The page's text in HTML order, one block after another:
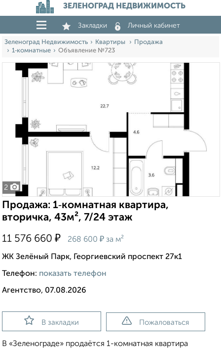
ЗЕЛЕНОГРАД НЕДВИЖИМОСТЬ
Закладки Личный кабинет
Зеленоград Недвижимость Квартиры
Продажа
1‑комнатные
Объявление №723
2
Продажа: 1‑комнатная квартира,
вторичка, 43м², 7/24 этаж
11 576 660 ₽ 268 600 ₽ за м²
ЖК Зелёный Парк, Георгиевский проспект 27к1
Телефон: показать телефон
Агентство, 07.08.2026
В закладки Пожаловаться
В «Зеленограде» продаётся 1-комнатная квартира